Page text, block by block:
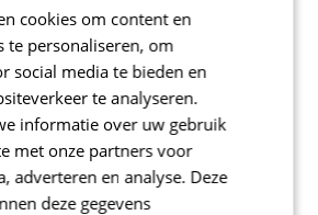
cookies om content en
te personaliseren, om
social media te bieden en
te analyseren.
informatie over uw gebruik
met onze partners voor
adverteren en analyse. Deze
deze gegevens